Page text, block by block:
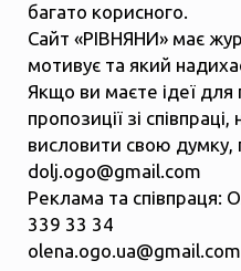
багато корисного.
Сайт «РІВНЯНИ» має
мотивує та який
Якщо ви маєте ідеї для
пропозиції зі
висловити свою думку,
dolj.ogo@gmail.com
Реклама та співпраця:
339 33 34
olena.ogo.ua@gmail.com